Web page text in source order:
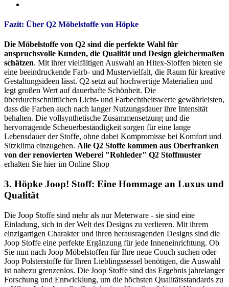
Fazit: Über Q2 Möbelstoffe von Höpke
Die Möbelstoffe von Q2 sind die perfekte Wahl für
anspruchsvolle Kunden, die Qualität und Design gleichermaßen
schätzen. Mit ihrer vielfältigen Auswahl an Hitex-Stoffen bieten sie
eine beeindruckende Farb- und Mustervielfalt, die Raum für kreative
Gestaltungsideen lässt. Q2 setzt auf hochwertige Materialien und
legt großen Wert auf dauerhafte Schönheit. Die
überdurchschnittlichen Licht- und Farbechtheitswerte gewährleisten,
dass die Farben auch nach langer Nutzungsdauer ihre Intensität
behalten. Die vollsynthetische Zusammensetzung und die
hervorragende Scheuerbeständigkeit sorgen für eine lange
Lebensdauer der Stoffe, ohne dabei Kompromisse bei Komfort und
Sitzklima einzugehen. Alle Q2 Stoffe kommen aus Oberfranken
von der renovierten Weberei "Rohleder" Q2 Stoffmuster
erhalten Sie hier im Online Shop
3. Höpke Joop! Stoff: Eine Hommage an Luxus und
Qualität
Die Joop Stoffe sind mehr als nur Meterware - sie sind eine
Einladung, sich in der Welt des Designs zu verlieren. Mit ihrem
einzigartigen Charakter und ihren herausragenden Designs sind die
Joop Stoffe eine perfekte Ergänzung für jede Inneneinrichtung. Ob
Sie nun nach Joop Möbelstoffen für Ihre neue Couch suchen oder
Joop Polsterstoffe für Ihren Lieblingssessel benötigen, die Auswahl
ist nahezu grenzenlos. Die Joop Stoffe sind das Ergebnis jahrelanger
Forschung und Entwicklung, um die höchsten Qualitätsstandards zu